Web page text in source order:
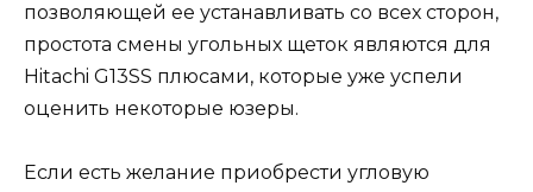
позволяющей ее устанавливать со всех сторон,
простота смены угольных щеток являются для
Hitachi G13SS плюсами, которые уже успели
оценить некоторые юзеры.
Если есть желание приобрести угловую